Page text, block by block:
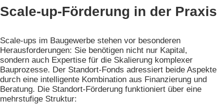
Scale-up-Förderung in der Praxis
Scale-ups im Baugewerbe stehen vor besonderen
Herausforderungen: Sie benötigen nicht nur Kapital,
sondern auch Expertise für die Skalierung komplexer
Bauprozesse. Der Standort-Fonds adressiert beide Aspekte
durch eine intelligente Kombination aus Finanzierung und
Beratung. Die Standort-Förderung funktioniert über eine
mehrstufige Struktur: